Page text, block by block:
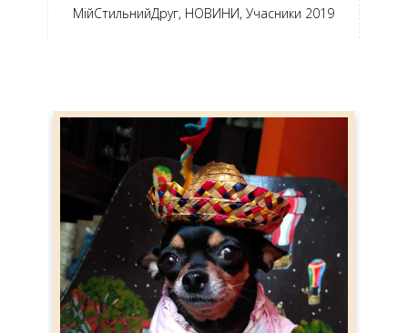
МійСтильнийДруг, НОВИНИ,Учасники 2019